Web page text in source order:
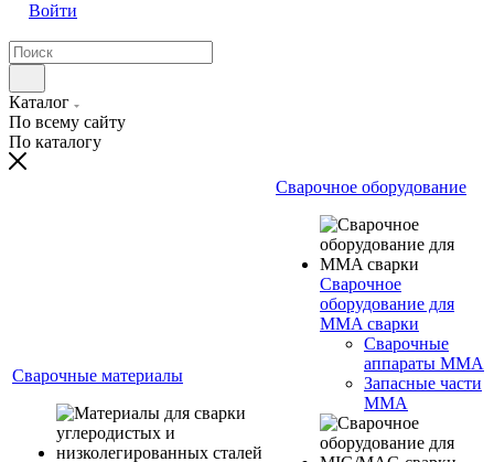
Войти
Каталог
По всему сайту
По каталогу
Сварочные материалы
Сварочное оборудование
Сварочное
оборудование для
MMA сварки
Сварочные
аппараты MMA
Запасные части
MMA